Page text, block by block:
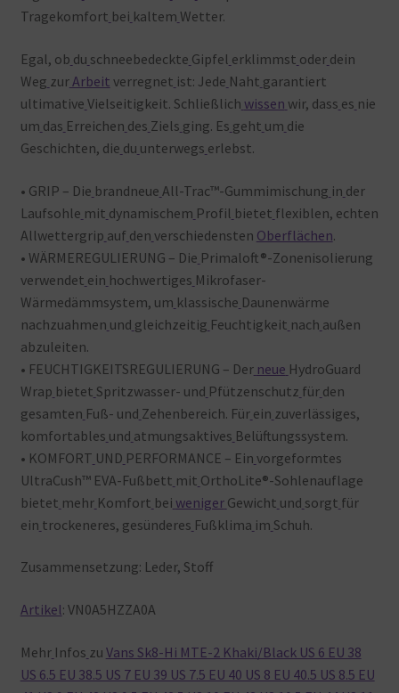
Tragekomfort bei kaltem Wetter.
Egal, ob du schneebedeckte Gipfel erklimmst oder dein
Weg zurArbeit verregnet ist: Jede Naht garantiert
ultimative Vielseitigkeit. Schließlich wissen wir, dass es nie
um das Erreichen des Ziels ging. Es geht um die
Geschichten, die du unterwegs erlebst.
• GRIP – Die brandneue All-Trac™-Gummimischung in der
Laufsohle mit dynamischem Profil bietet flexiblen, echten
Allwettergrip auf den verschiedensten Oberflächen.
• WÄRMEREGULIERUNG – Die Primaloft®-Zonenisolierung
verwendet ein hochwertiges Mikrofaser-
Wärmedämmsystem, um klassische Daunenwärme
nachzuahmen und gleichzeitig Feuchtigkeit nach außen
abzuleiten.
• FEUCHTIGKEITSREGULIERUNG – Der neue HydroGuard
Wrap bietet Spritzwasser- und Pfützenschutz für den
gesamten Fuß- und Zehenbereich. Für ein zuverlässiges,
komfortables und atmungsaktives Belüftungssystem.
• KOMFORT UND PERFORMANCE – Ein vorgeformtes
UltraCush™ EVA-Fußbett mit OrthoLite®-Sohlenauflage
bietet mehr Komfort bei weniger Gewicht und sorgt für
ein trockeneres, gesünderes Fußklima im Schuh.
Zusammensetzung: Leder, Stoff
Artikel: VN0A5HZZA0A
Mehr Infos zu Vans Sk8-Hi MTE-2 Khaki/Black US 6 EU 38
US 6.5 EU 38.5 US 7 EU 39 US 7.5 EU 40 US 8 EU 40.5 US 8.5 EU